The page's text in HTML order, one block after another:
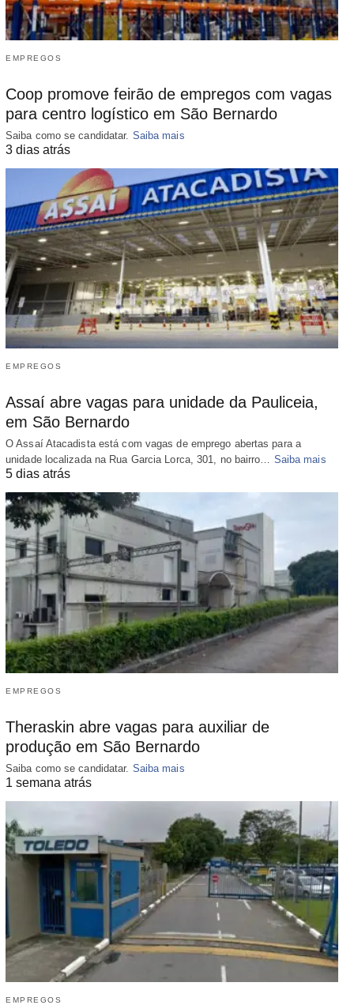
EMPREGOS
Coop promove feirão de empregos com vagas
para centro logístico em São Bernardo
Saiba como se candidatar. Saiba mais
3 dias atrás
EMPREGOS
Assaí abre vagas para unidade da Pauliceia,
em São Bernardo
O Assaí Atacadista está com vagas de emprego abertas para a
unidade localizada na Rua Garcia Lorca, 301, no bairro… Saiba mais
5 dias atrás
EMPREGOS
Theraskin abre vagas para auxiliar de
produção em São Bernardo
Saiba como se candidatar. Saiba mais
1 semana atrás
EMPREGOS